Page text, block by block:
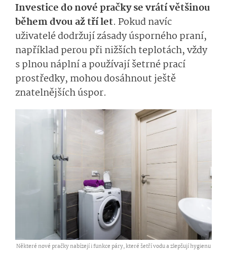
Investice do nové pračky se vrátí většinou
během dvou až tří let. Pokud navíc
uživatelé dodržují zásady úsporného praní,
například perou při nižších teplotách, vždy
s plnou náplní a používají šetrné prací
prostředky, mohou dosáhnout ještě
znatelnějších ús­por.
Některé nové pračky nabízejí i funkce páry, které šetří vodu a zlepšují hygienu